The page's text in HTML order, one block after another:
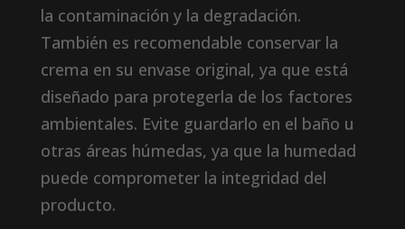
la contaminación y la degradación.
También es recomendable conservar la
crema en su envase original, ya que está
diseñado para protegerla de los factores
ambientales. Evite guardarlo en el baño u
otras áreas húmedas, ya que la humedad
puede comprometer la integridad del
producto.